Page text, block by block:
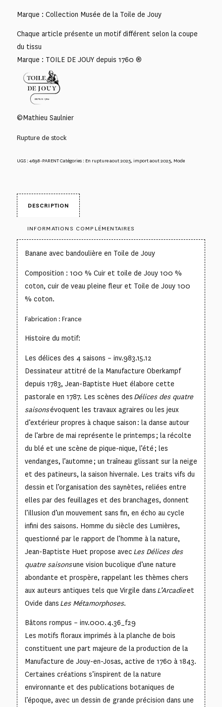
Marque : Collection Musée de la Toile de Jouy
Chaque article présente un motif différent selon la coupe
du tissu
Marque : TOILE DE JOUY depuis 1760 ®
©Mathieu Saulnier
Rupture de stock
UGS :4698-PARENTCatégories : En rupture aout 2025, import aout 2025, Mode
DESCRIPTION
INFORMATIONS COMPLÉMENTAIRES
Banane avec bandoulière en Toile de Jouy
Composition : 100 % Cuir et toile de Jouy 100 %
coton, cuir de veau pleine fleur et Toile de Jouy 100
% coton.
Fabrication : France
Histoire du motif:
Les délices des 4 saisons – inv.983.15.12
Dessinateur attitré de la Manufacture Oberkampf
depuis 1783, Jean-Baptiste Huet élabore cette
pastorale en 1787. Les scènes des Délices des quatre
saisonsévoquent les travaux agraires ou les jeux
d’extérieur propres à chaque saison : la danse autour
de l’arbre de mai représente le printemps ; la récolte
du blé et une scène de pique-nique, l’été ; les
vendanges, l’automne ; un traîneau glissant sur la neige
et des patineurs, la saison hivernale. Les traits vifs du
dessin et l’organisation des saynètes, reliées entre
elles par des feuillages et des branchages, donnent
l’illusion d’un mouvement sans fin, en écho au cycle
infini des saisons. Homme du siècle des Lumières,
questionné par le rapport de l’homme à la nature,
Jean-Baptiste Huet propose avec Les Délices des
quatre saisonsune vision bucolique d’une nature
abondante et prospère, rappelant les thèmes chers
aux auteurs antiques tels que Virgile dans L’Arcadieet
Ovide dans Les Métamorphoses.
Bâtons rompus – inv.000.4.36_f29
Les motifs floraux imprimés à la planche de bois
constituent une part majeure de la production de la
Manufacture de Jouy-en-Josas, active de 1760 à 1843.
Certaines créations s’inspirent de la nature
environnante et des publications botaniques de
l’époque, avec un dessin de grande précision dans une